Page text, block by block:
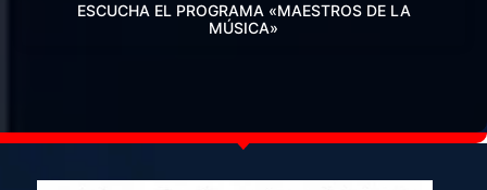
ESCUCHA EL PROGRAMA «MAESTROS DE LA
MÚSICA»